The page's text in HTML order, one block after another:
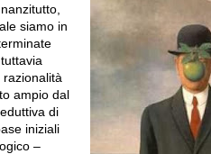
siamo in
ampio dal
di
iniziali
–